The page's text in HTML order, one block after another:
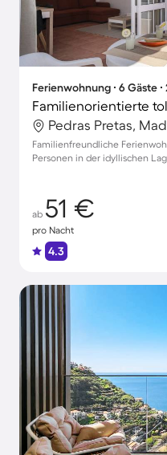
Ferienwohnung ∙ 6 Gäste
Pedras Pretas,
Familienfreundliche
Personen in der idyllischen
ab 51 €
pro Nacht
4.3